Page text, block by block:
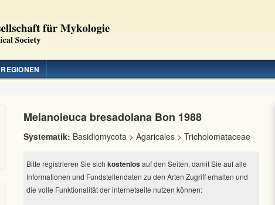
REGIONEN
Melanoleuca bresadolana Bon 1988
Systematik: Basidiomycota > Agaricales > Tricholomataceae
Bitte registrieren Sie sich kostenlos auf den Seiten, damit Sie auf alle
Informationen und Fundstellendaten zu den Arten Zugriff erhalten und
die volle Funktionalität der internetseite nutzen können: